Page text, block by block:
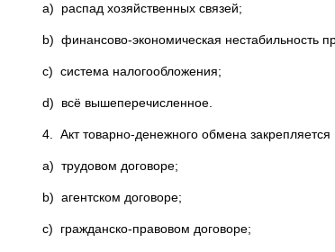
a) распад хозяйственных связей;
b) финансово-экономическая нестабильность
c) система налогообложения;
d) всё вышеперечисленное.
4. Акт товарно-денежного обмена закрепляется
a) трудовом договоре;
b) агентском договоре;
c) гражданско-правовом договоре;